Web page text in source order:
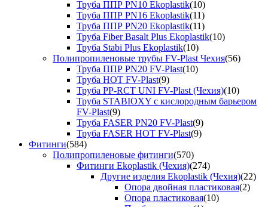
Труба ППР PN10 Ekoplastik(10)
Труба ППР PN16 Ekoplastik(11)
Труба ППР PN20 Ekoplastik(11)
Труба Fiber Basalt Plus Ekoplastik(10)
Труба Stabi Plus Ekoplastik(10)
Полипропиленовые трубы FV-Plast Чехия(56)
Труба ППР PN20 FV-Plast(10)
Труба HOT FV-Plast(9)
Труба PP-RCT UNI FV-Plast (Чехия)(10)
Труба STABIOXY с кислородным барьером
FV-Plast(9)
Труба FASER PN20 FV-Plast(9)
Труба FASER HOT FV-Plast(9)
Фитинги(584)
Полипропиленовые фитинги(570)
Фитинги Ekoplastik (Чехия)(274)
Другие изделия Ekoplastik (Чехия)(22)
Опора двойная пластиковая(2)
Опора пластиковая(10)